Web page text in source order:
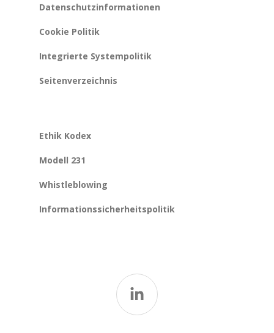
Datenschutzinformationen
Cookie Politik
Integrierte Systempolitik
Seitenverzeichnis
Ethik Kodex
Modell 231
Whistleblowing
Informationssicherheitspolitik